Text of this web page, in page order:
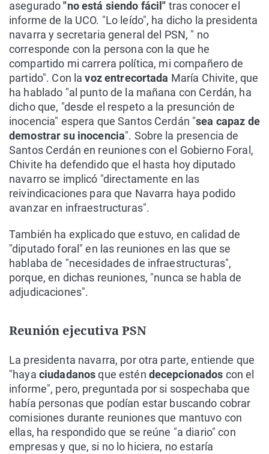
asegurado"no está siendo fácil" tras conocer el
informe de la UCO. "Lo leído", ha dicho la presidenta
navarra y secretaria general del PSN, " no
corresponde con la persona con la que he
compartido mi carrera política, mi compañero de
partido". Con la voz entrecortada María Chivite, que
ha hablado "al punto de la mañana con Cerdán, ha
dicho que, "desde el respeto a la presunción de
inocencia" espera que Santos Cerdán "sea capaz de
demostrar su inocencia". Sobre la presencia de
Santos Cerdán en reuniones con el Gobierno Foral,
Chivite ha defendido que el hasta hoy diputado
navarro se implicó "directamente en las
reivindicaciones para que Navarra haya podido
avanzar en infraestructuras".
También ha explicado que estuvo, en calidad de
"diputado foral" en las reuniones en las que se
hablaba de "necesidades de infraestructuras",
porque, en dichas reuniones, "nunca se habla de
adjudicaciones".
Reunión ejecutiva PSN
La presidenta navarra, por otra parte, entiende que
"haya ciudadanosque estén decepcionados con el
informe", pero, preguntada por si sospechaba que
había personas que podían estar buscando cobrar
comisiones durante reuniones que mantuvo con
ellas, ha respondido que se reúne "a diario" con
empresas y que, si no lo hiciera, no estaría